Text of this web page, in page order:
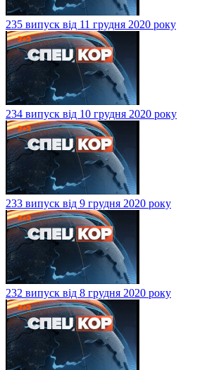
235 випуск від 11 грудня 2020 року
234 випуск від 10 грудня 2020 року
233 випуск від 9 грудня 2020 року
232 випуск від 8 грудня 2020 року